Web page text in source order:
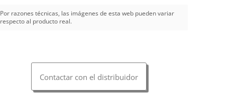
Por razones técnicas, las imágenes de esta web pueden variar
respecto al producto real.
Contactar con el distribuidor